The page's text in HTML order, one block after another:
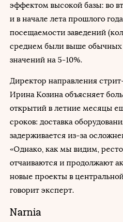
эффектом высокой базы: во
и в начале лета прошлого
посещаемости заведений
среднем были выше обычных
значений на 5-10%.
Директор направления
Ирина Козина объясняет
открытий в летние месяцы
сроков: доставка
задерживается из-за
«Однако, как мы видим,
отчаиваются и продолжают
новые проекты в
говорит эксперт.
Narnia